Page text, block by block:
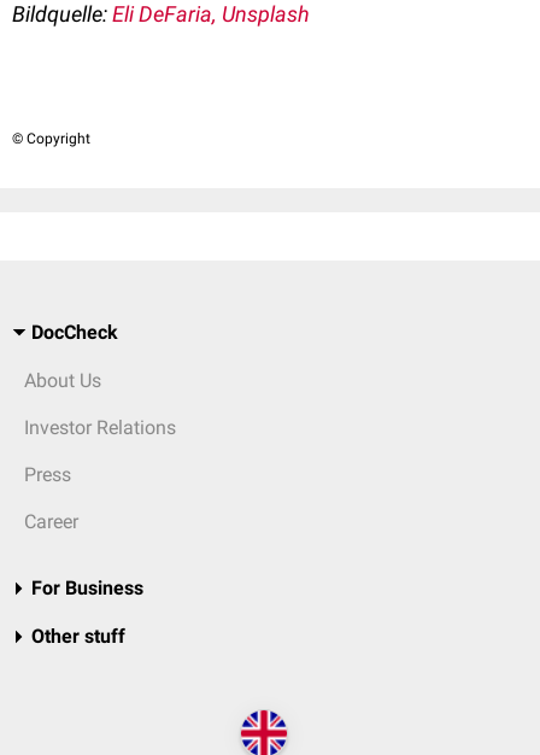
Bildquelle:Eli DeFaria, Unsplash
© Copyright
DocCheck
About Us
Investor Relations
Press
Career
For Business
Other stuff